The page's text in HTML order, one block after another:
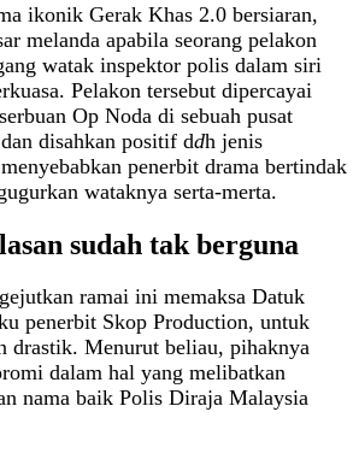
ikonik Gerak Khas 2.0 bersiaran,
melanda apabila seorang pelakon
watak inspektor polis dalam siri
Pelakon tersebut dipercayai
Op Noda di sebuah pusat
disahkan positif ddh jenis
penerbit drama bertindak
wataknya serta-merta.
sudah tak berguna
ramai ini memaksa Datuk
penerbit Skop Production, untuk
drastik. Menurut beliau, pihaknya
dalam hal yang melibatkan
nama baik Polis Diraja Malaysia